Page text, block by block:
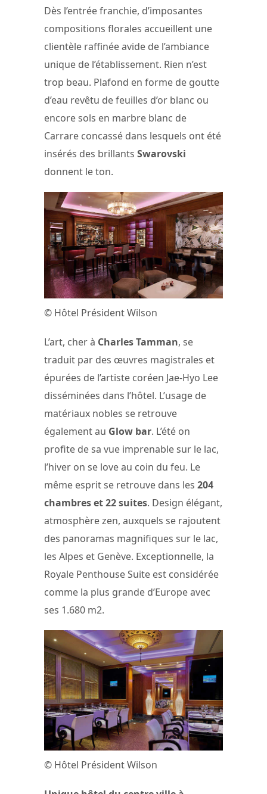
Dès l’entrée franchie, d’imposantes
compositions florales accueillent une
clientèle raffinée avide de l’ambiance
unique de l’établissement. Rien n’est
trop beau. Plafond en forme de goutte
d’eau revêtu de feuilles d’or blanc ou
encore sols en marbre blanc de
Carrare concassé dans lesquels ont été
insérés des brillants Swarovski
donnent le ton.
© Hôtel Président Wilson
L’art, cher à Charles Tamman, se
traduit par des œuvres magistrales et
épurées de l’artiste coréen Jae-Hyo Lee
disséminées dans l’hôtel. L’usage de
matériaux nobles se retrouve
également au Glow bar. L’été on
profite de sa vue imprenable sur le lac,
l’hiver on se love au coin du feu. Le
même esprit se retrouve dans les 204
chambres et 22 suites. Design élégant,
atmosphère zen, auxquels se rajoutent
des panoramas magnifiques sur le lac,
les Alpes et Genève. Exceptionnelle, la
Royale Penthouse Suite est considérée
comme la plus grande d’Europe avec
ses 1.680 m2.
© Hôtel Président Wilson